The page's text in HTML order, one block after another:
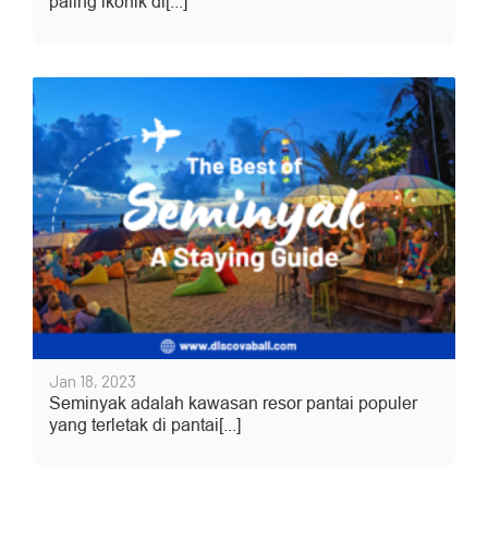
Jan 18, 2023
Seminyak adalah kawasan resor pantai populer
yang terletak di pantai[...]